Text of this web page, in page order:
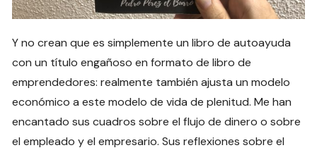
Y no crean que es simplemente un libro de autoayuda
con un título engañoso en formato de libro de
emprendedores: realmente también ajusta un modelo
económico a este modelo de vida de plenitud. Me han
encantado sus cuadros sobre el flujo de dinero o sobre
el empleado y el empresario. Sus reflexiones sobre el